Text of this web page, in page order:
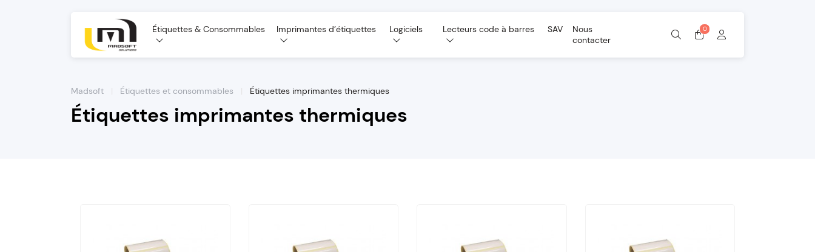
Étiquettes & Consommables Imprimantes d’étiquettes Logiciels Lecteurs code à barres SAV
Nous
contacter
Madsoft Étiquettes et consommables Étiquettes imprimantes thermiques
Étiquettes imprimantes thermiques